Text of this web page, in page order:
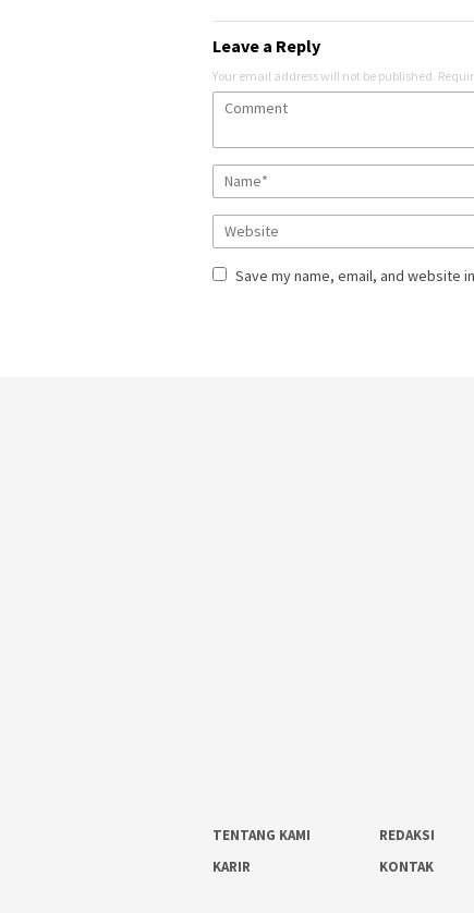
Leave a Reply
Your email address will not be published.
Save my name, email, and website
TENTANG KAMI REDAKSI
KARIR
KONTAK